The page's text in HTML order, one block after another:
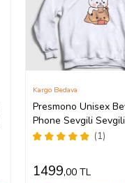
Presmono Unisex
Phone Sevgili
Gunu Hediye Bubu
(1)
Kargo Bedava
1499,00 TL